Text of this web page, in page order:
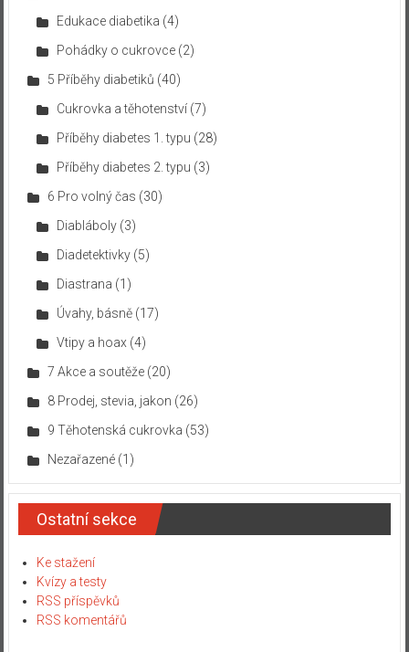
Edukace diabetika (4)
Pohádky o cukrovce(2)
5 Příběhy diabetiků (40)
Cukrovka a těhotenství(7)
Příběhy diabetes 1. typu (28)
Příběhy diabetes 2. typu (3)
6 Pro volný čas (30)
Diabláboly(3)
Diadetektivky(5)
Diastrana (1)
Úvahy, básně(17)
Vtipy a hoax (4)
7 Akce a soutěže(20)
8 Prodej, stevia, jakon (26)
9 Těhotenská cukrovka (53)
Nezařazené(1)
Ostatní sekce
Ke stažení
Kvízy a testy
RSS příspěvků
RSS komentářů